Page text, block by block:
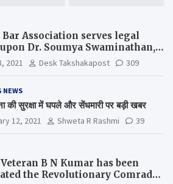
Association serves legal
Dr. Soumya Swaminathan,
Scientist, WHO
2021 Desk Takshakapost 309
NEWS
की सुरक्षा में घपले और सेंधमारी पर बड़ी खबर
12, 2021 Shweta R Rashmi 39
B N Kumar has been
the Revolutionary Comrade